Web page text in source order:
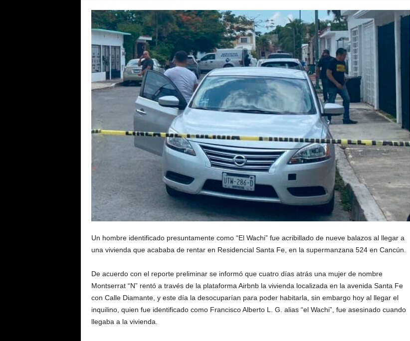
Un hombre identificado presuntamente como “El Wachi” fue acribillado de nueve balazos al llegar a
una vivienda que acababa de rentar en Residencial Santa Fe, en la supermanzana 524 en Cancún.
De acuerdo con el reporte preliminar se informó que cuatro días atrás una mujer de nombre
Montserrat “N” rentó a través de la plataforma Airbnb la vivienda localizada en la avenida Santa Fe
con Calle Diamante, y este día la desocuparían para poder habitarla, sin embargo hoy al llegar el
inquilino, quien fue identificado como Francisco Alberto L. G. alias “el Wachi”, fue asesinado cuando
llegaba a la vivienda.